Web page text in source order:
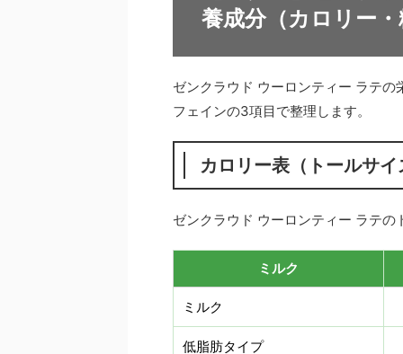
養成分（カロリー・
ゼンクラウド ウーロンティー ラテ
フェインの3項目で整理します。
カロリー表（トールサイ
ゼンクラウド ウーロンティー ラテの
ミルク
ミルク
低脂肪タイプ